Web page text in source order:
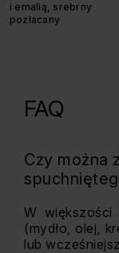
i emalią, srebrny
pozłacany
FAQ
Czy można
W większości
(mydło, olej,
lub